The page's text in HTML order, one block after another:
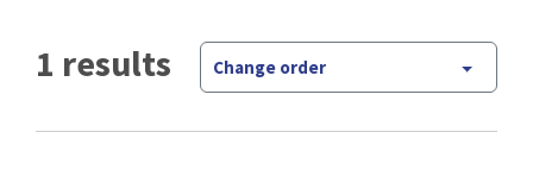
1 results Change order